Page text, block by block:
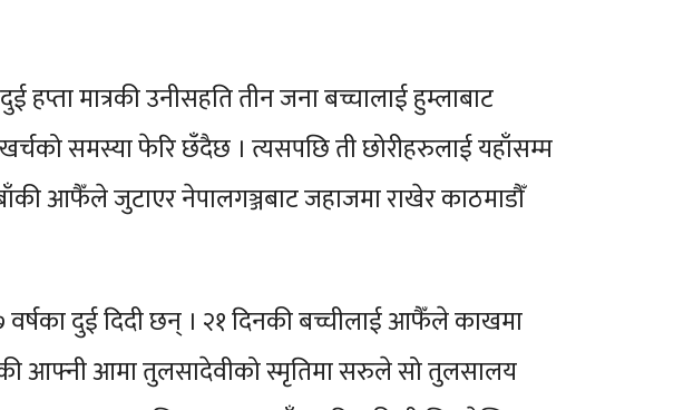
मात्रकी उनीसहति तीन जना बच्चालाई हुम्लाबाट
समस्या फेरि छँदैछ । त्यसपछि ती छोरीहरुलाई यहाँसम्म
आफैँले जुटाएर नेपालगञ्जबाट जहाजमा राखेर काठमाडौँ
दुई दिदी छन् । २१ दिनकी बच्चीलाई आफैँले काखमा
आफ्नी आमा तुलसादेवीको स्मृतिमा सरुले सो तुलसालय